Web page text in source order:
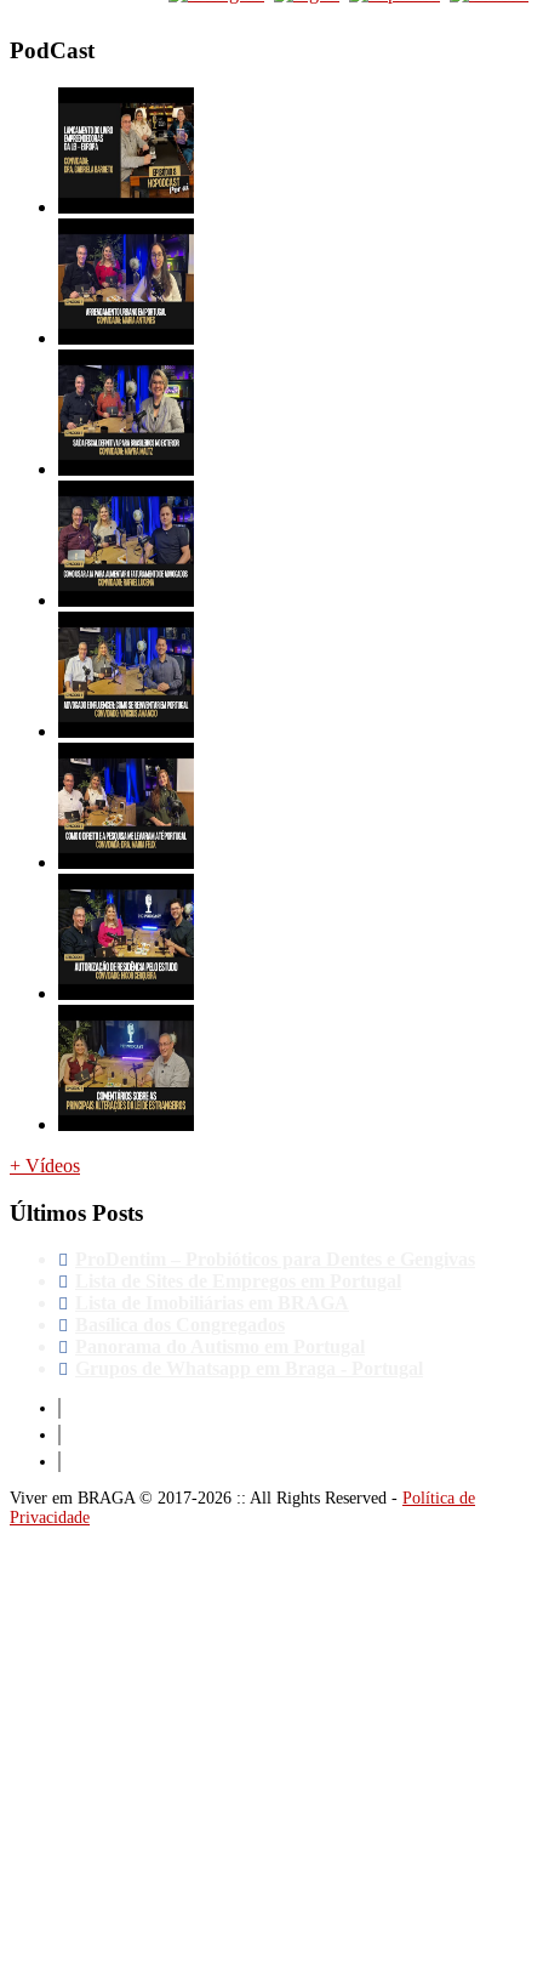
PodCast
+ Vídeos
Últimos Posts
Viver em BRAGA © 2017-2026 :: All Rights Reserved - Política de
Privacidade